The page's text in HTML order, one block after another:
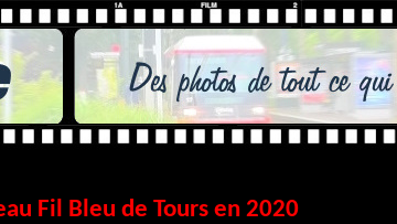
Fil Bleu de Tours en 2020